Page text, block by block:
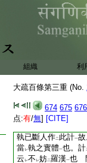
組織 利
大疏百條第三重 (No.
674 675 676
点:有/無] [CITE]
我空一人我執自レ
レ 有
非即非
故。思二已斷人我尚
有學位煩惱未盡故可
有二赤塩迷
又
境欲貪現前 文 小乘
漏心故有二暫時迷亂
定。故不
云。犢子但計 假名
漢
文 此釋意當
執已斷人作二 此計一
當レ執之實體一也。計
云 レ不 レ妨二羅漢一也